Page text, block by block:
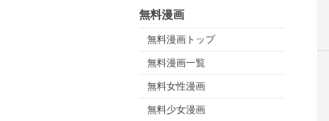
無料漫画
無料漫画トップ
無料漫画一覧
無料女性漫画
無料少女漫画